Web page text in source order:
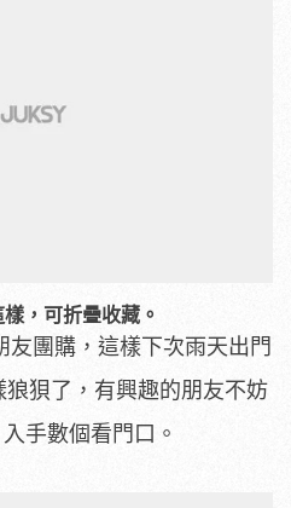
，可折疊收藏。
友團購，這樣下次雨天出門
狽了，有興趣的朋友不妨
入手數個看門口。